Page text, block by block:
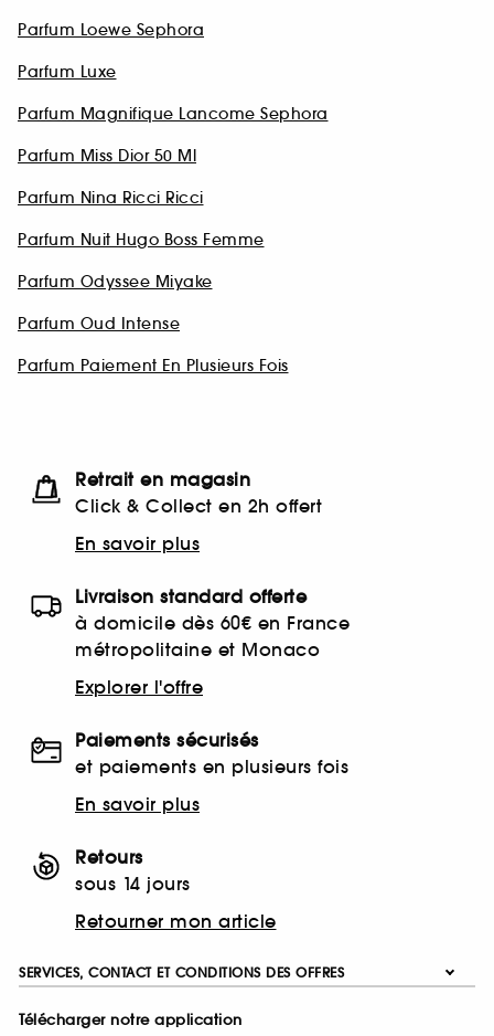
Parfum Loewe Sephora
Parfum Luxe
Parfum Magnifique Lancome Sephora
Parfum Miss Dior 50 Ml
Parfum Nina Ricci Ricci
Parfum Nuit Hugo Boss Femme
Parfum Odyssee Miyake
Parfum Oud Intense
Parfum Paiement En Plusieurs Fois
Retrait en magasin
Click & Collect en 2h offert
En savoir plus
Livraison standard offerte
à domicile dès 60€ en France
métropolitaine et Monaco
Explorer l'offre
Paiements sécurisés
et paiements en plusieurs fois
En savoir plus
Retours
sous 14 jours
Retourner mon article
SERVICES, CONTACT ET CONDITIONS DES OFFRES
Télécharger notre application